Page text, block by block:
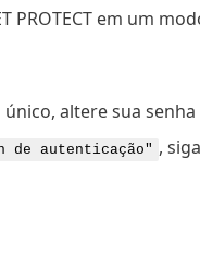
PROTECT em um
altere sua
de autenticação" , siga